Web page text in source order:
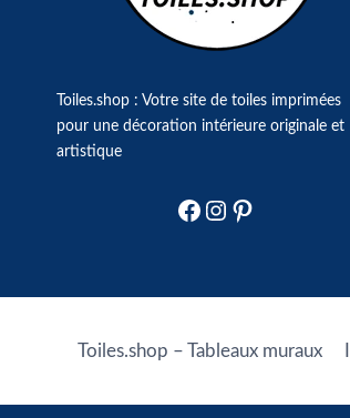
Toiles.shop : Votre site de toiles imprimées
pour une décoration intérieure originale et
artistique
Facebook
Instagram
Pinterest
Toiles.shop – Tableaux muraux